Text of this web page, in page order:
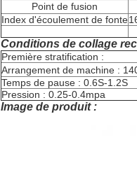
Point de fusion
Index d'écoulement de fonte
Conditions de collage
Première stratification :
Arrangement de machine :
Temps de pause : 0.6S-1.2S
Pression : 0.25-0.4mpa
Image de produit :